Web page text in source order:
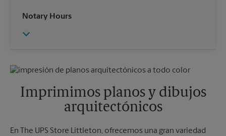
Domingo
Miércoles
Viernes
Lunes
5:30 PM
Notary Hours
Imprimimos planos y dibujos
arquitectónicos
En The UPS Store Littleton, ofrecemos una gran variedad